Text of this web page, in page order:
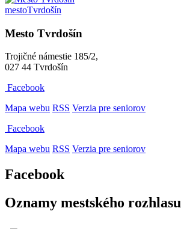
mestoTvrdošín
Mesto Tvrdošín
Trojičné námestie 185/2,
027 44 Tvrdošín
Facebook
Mapa webu RSS Verzia pre seniorov
Facebook
Mapa webu RSS Verzia pre seniorov
Facebook
Oznamy mestského rozhlasu